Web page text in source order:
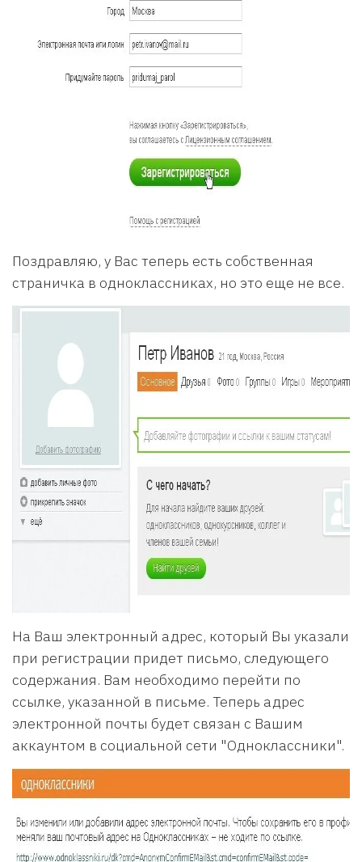
Поздравляю, у Вас теперь есть собственная
страничка в одноклассниках, но это еще не все.
На Ваш электронный адрес, который Вы указали
при регистрации придет письмо, следующего
содержания. Вам необходимо перейти по
ссылке, указанной в письме. Теперь адрес
электронной почты будет связан с Вашим
аккаунтом в социальной сети "Одноклассники".